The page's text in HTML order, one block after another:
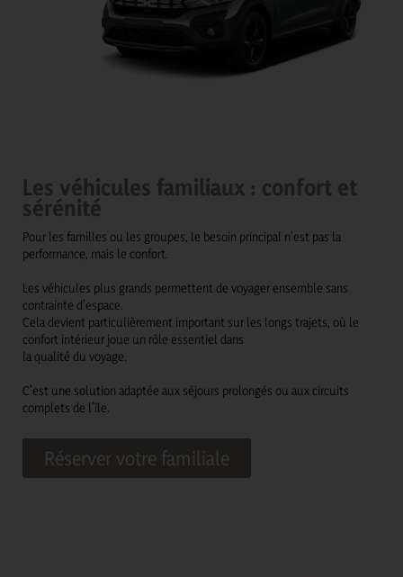
Les véhicules familiaux : confort et
sérénité
Pour les familles ou les groupes, le besoin principal n’est pas la
performance, mais le confort.
Les véhicules plus grands permettent de voyager ensemble sans
contrainte d’espace.
Cela devient particulièrement important sur les longs trajets, où le
confort intérieur joue un rôle essentiel dans
la qualité du voyage.
C’est une solution adaptée aux séjours prolongés ou aux circuits
complets de l’île.
Réserver votre familiale